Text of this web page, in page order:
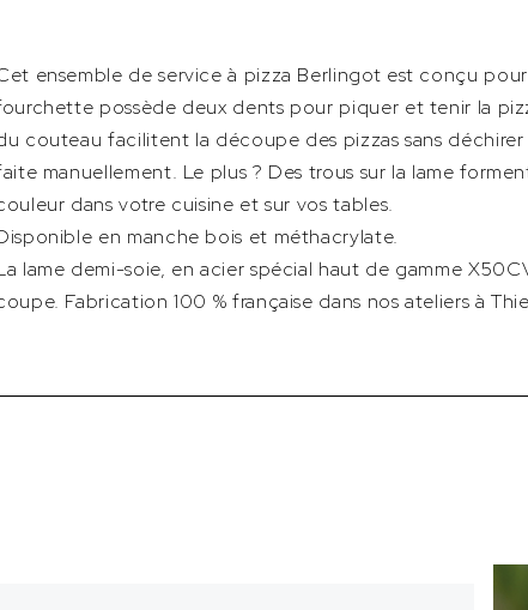
ensemble de service à pizza Berlingot est conçu
possède deux dents pour piquer et tenir la
couteau facilitent la découpe des pizzas sans
manuellement. Le plus ? Des trous sur la lame
dans votre cuisine et sur vos tables.
en manche bois et méthacrylate.
lame demi-soie, en acier spécial haut de gamme
Fabrication 100 % française dans nos ateliers à